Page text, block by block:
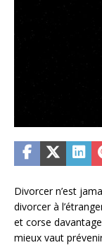
Divorcer n’est
divorcer à
et corse
mieux vaut